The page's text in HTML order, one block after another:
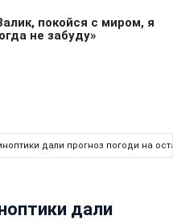
дали прогноз погоди на
дали